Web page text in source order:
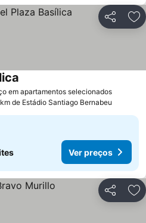
Partilhar
em apartamentos selecionadosVer
de Estádio Santiago Bernabeu
Ver preços
Partilhar